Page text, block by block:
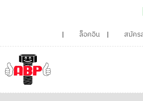
ล็อคอิน สมัคร